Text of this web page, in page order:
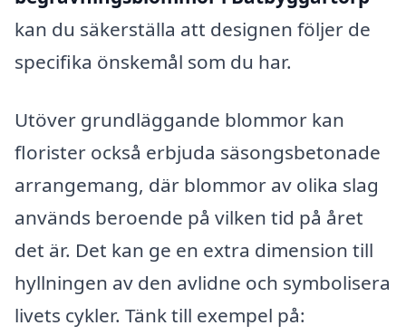
kan du säkerställa att designen följer de
specifika önskemål som du har.
Utöver grundläggande blommor kan
florister också erbjuda säsongsbetonade
arrangemang, där blommor av olika slag
används beroende på vilken tid på året
det är. Det kan ge en extra dimension till
hyllningen av den avlidne och symbolisera
livets cykler. Tänk till exempel på: